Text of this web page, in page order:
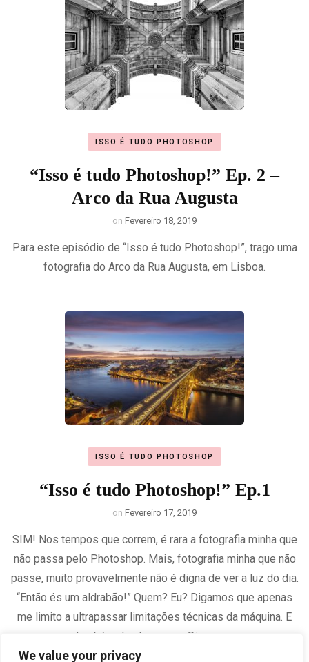
We value your privacy
ISSO É TUDO PHOTOSHOP
“Isso é tudo Photoshop!” Ep. 2 –
Arco da Rua Augusta
on Fevereiro 18, 2019
Para este episódio de “Isso é tudo Photoshop!”, trago uma
fotografia do Arco da Rua Augusta, em Lisboa.
ISSO É TUDO PHOTOSHOP
“Isso é tudo Photoshop!” Ep.1
on Fevereiro 17, 2019
SIM! Nos tempos que correm, é rara a fotografia minha que
não passa pelo Photoshop. Mais, fotografia minha que não
passe, muito provavelmente não é digna de ver a luz do dia.
“Então és um aldrabão!” Quem? Eu? Digamos que apenas
me limito a ultrapassar limitações técnicas da máquina. E
também dos humanos. Sim, os …